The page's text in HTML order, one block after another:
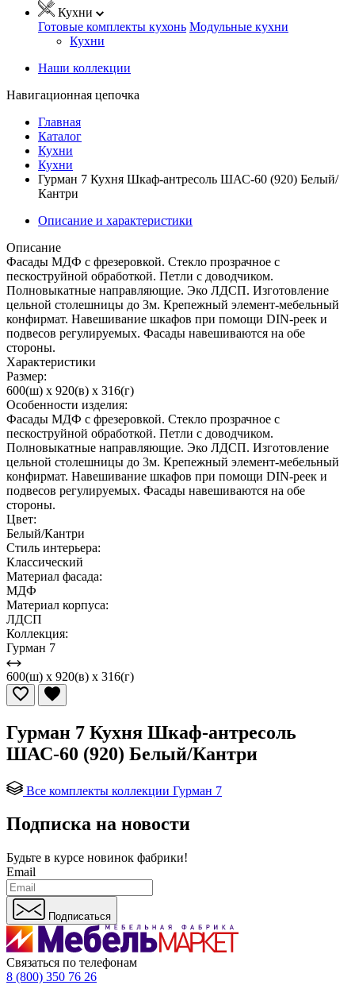
Кухни
Готовые комплекты кухонь Модульные кухни
Кухни
Наши коллекции
Навигационная цепочка
Главная
Каталог
Кухни
Кухни
Гурман 7 Кухня Шкаф-антресоль ШАС-60 (920) Белый/
Кантри
Описание и характеристики
Описание
Фасады МДФ с фрезеровкой. Стекло прозрачное с
пескоструйной обработкой. Петли с доводчиком.
Полновыкатные направляющие. Эко ЛДСП. Изготовление
цельной столешницы до 3м. Крепежный элемент-мебельный
конфирмат. Навешивание шкафов при помощи DIN-реек и
подвесов регулируемых. Фасады навешиваются на обе
стороны.
Характеристики
Размер:
600(ш) x 920(в) x 316(г)
Особенности изделия:
Фасады МДФ с фрезеровкой. Стекло прозрачное с
пескоструйной обработкой. Петли с доводчиком.
Полновыкатные направляющие. Эко ЛДСП. Изготовление
цельной столешницы до 3м. Крепежный элемент-мебельный
конфирмат. Навешивание шкафов при помощи DIN-реек и
подвесов регулируемых. Фасады навешиваются на обе
стороны.
Цвет:
Белый/Кантри
Стиль интерьера:
Классический
Материал фасада:
МДФ
Материал корпуса:
ЛДСП
Коллекция:
Гурман 7
600(ш) x 920(в) x 316(г)
Гурман 7 Кухня Шкаф-антресоль
ШАС-60 (920) Белый/Кантри
Все комплекты коллекции Гурман 7
Подписка на новости
Будьте в курсе новинок фабрики!
Email
Подписаться
Связаться по телефонам
8 (800) 350 76 26